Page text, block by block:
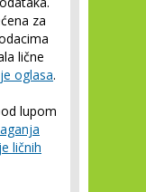
za
lične
oglasa.
lupom
ličnih